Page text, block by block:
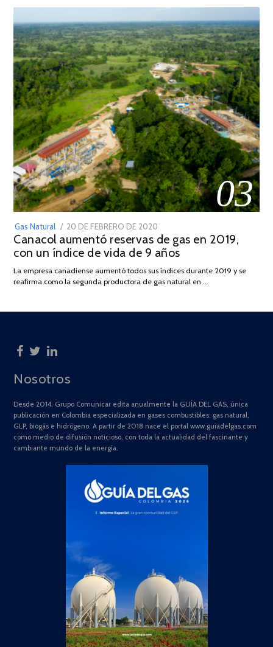
03
Gas Natural
POSTED
ON
20 DE FEBRERO DE 2020
DE
JULIO
2025
Canacol aumentó reservas de gas en 2019,
con un índice de vida de 9 años
La empresa canadiense aumentó todos sus índices durante 2019 y se
reafirma como la segunda productora de gas natural en …
Nosotros
Desde 2014, Grupo Comunicar edita anualmente la GUÍA DEL GAS, única
publicación en Colombia especializada en gases combustibles: gas natural,
GLP, biogás e hidrógeno. A partir de 2018 nace el portal www.guiadelgas.com
como medio de difusión noticioso, con toda la actualidad del fascinante y
cambiante mundo de la energía.